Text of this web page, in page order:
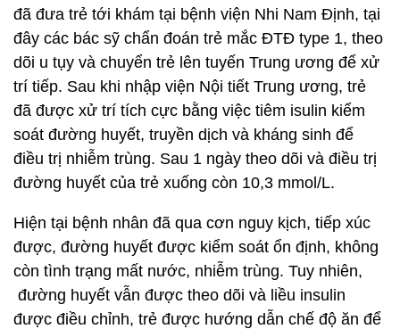
đã đưa trẻ tới khám tại bệnh viện Nhi Nam Định, tại
đây các bác sỹ chẩn đoán trẻ mắc ĐTĐ type 1, theo
dõi u tụy và chuyển trẻ lên tuyến Trung ương để xử
trí tiếp. Sau khi nhập viện Nội tiết Trung ương, trẻ
đã được xử trí tích cực bằng việc tiêm isulin kiểm
soát đường huyết, truyền dịch và kháng sinh để
điều trị nhiễm trùng. Sau 1 ngày theo dõi và điều trị
đường huyết của trẻ xuống còn 10,3 mmol/L.
Hiện tại bệnh nhân đã qua cơn nguy kịch, tiếp xúc
được, đường huyết được kiểm soát ổn định, không
còn tình trạng mất nước, nhiễm trùng. Tuy nhiên,
đường huyết vẫn được theo dõi và liều insulin
được điều chỉnh, trẻ được hướng dẫn chế độ ăn để